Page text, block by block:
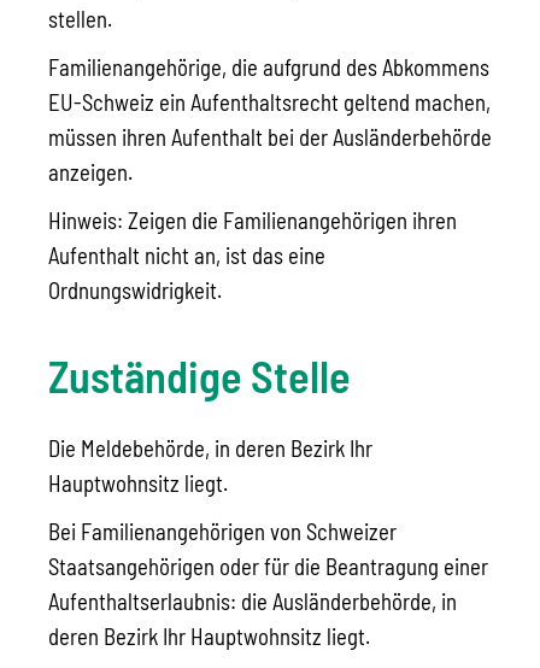
stellen.
Familienangehörige, die aufgrund des Abkommens
EU-Schweiz ein Aufenthaltsrecht geltend machen,
müssen ihren Aufenthalt bei der Ausländerbehörde
anzeigen.
Hinweis: Zeigen die Familienangehörigen ihren
Aufenthalt nicht an, ist das eine
Ordnungswidrigkeit.
Zuständige Stelle
Die Meldebehörde, in deren Bezirk Ihr
Hauptwohnsitz liegt.
Bei Familienangehörigen von Schweizer
Staatsangehörigen oder für die Beantragung einer
Aufenthaltserlaubnis: die Ausländerbehörde, in
deren Bezirk Ihr Hauptwohnsitz liegt.